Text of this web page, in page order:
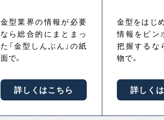
金型業界の情報が必要
なら総合的にまとまっ
た「金型しんぶん」の紙
面で。
詳しくはこちら
金型をはじ
情報をピン
把握するな
物で。
詳しく